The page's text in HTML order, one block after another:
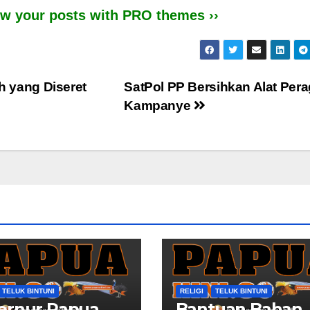
your posts with PRO themes ››
SatPol PP Bersihkan Alat
Kampanye
yang Diseret
TELUK BINTUNI RELIGI TELUK BINTUNI